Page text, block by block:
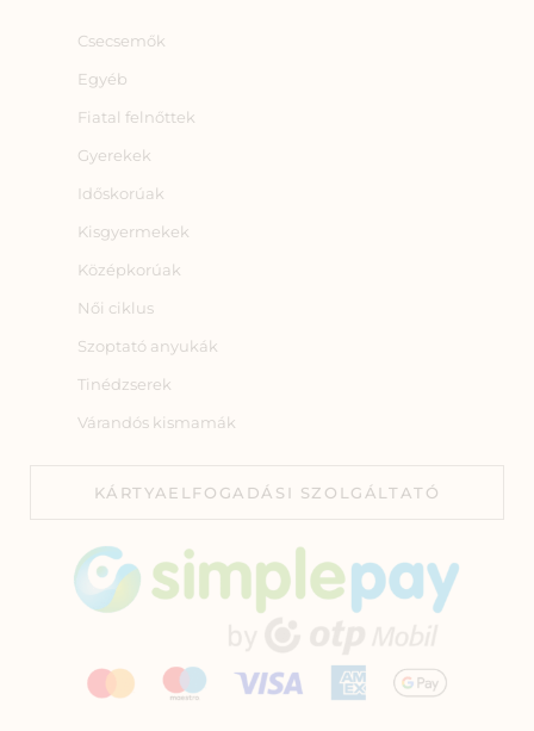
Csecsemők
Egyéb
Fiatal felnőttek
Gyerekek
Időskorúak
Kisgyermekek
Középkorúak
Női ciklus
Szoptató anyukák
Tinédzserek
Várandós kismamák
KÁRTYAELFOGADÁSI SZOLGÁLTATÓ